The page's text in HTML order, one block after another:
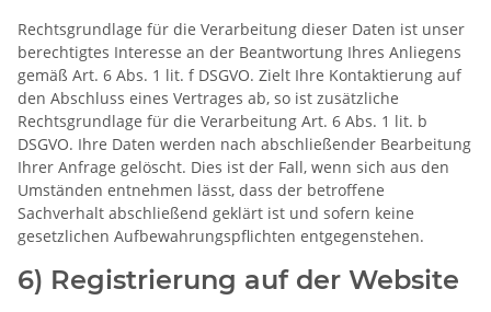
Rechtsgrundlage für die Verarbeitung dieser Daten ist unser
berechtigtes Interesse an der Beantwortung Ihres Anliegens
gemäß Art. 6 Abs. 1 lit. f DSGVO. Zielt Ihre Kontaktierung auf
den Abschluss eines Vertrages ab, so ist zusätzliche
Rechtsgrundlage für die Verarbeitung Art. 6 Abs. 1 lit. b
DSGVO. Ihre Daten werden nach abschließender Bearbeitung
Ihrer Anfrage gelöscht. Dies ist der Fall, wenn sich aus den
Umständen entnehmen lässt, dass der betroffene
Sachverhalt abschließend geklärt ist und sofern keine
gesetzlichen Aufbewahrungspflichten entgegenstehen.
6) Registrierung auf der Website